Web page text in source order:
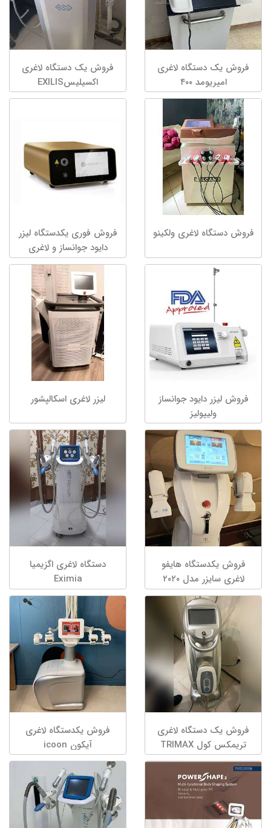
فروش یک دستگاه لاغری
امپریومد ۴۰۰
فروش یک دستگاه لاغری
اکسیلیسEXILIS
فروش دستگاه لاغری ولکینو
فروش فوری یکدستگاه لیزر
دایود جوانساز و لاغری
فروش لیزر دایود جوانساز
ولیپولیز
لیزر لاغری اسکالپشور
فروش یکدستگاه هایفو
لاغری سایزر مدل ۲۰۲۰
دستگاه لاغری اگزیمیا
Eximia
فروش یک دستگاه لاغری
تریمکس کول TRIMAX
COOL
فروش یکدستگاه لاغری
آیکون icoon